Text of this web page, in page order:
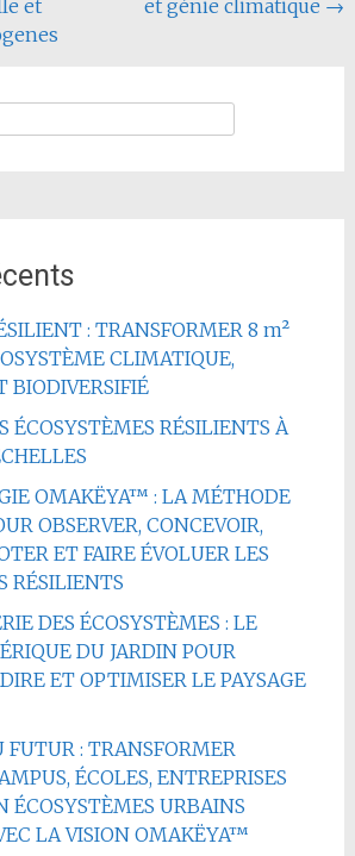
et
et génie climatique →
: TRANSFORMER 8 m²
CLIMATIQUE,
BIODIVERSIFIÉ
ÉCOSYSTÈMES RÉSILIENTS À
OMAKËYA™ : LA MÉTHODE
OBSERVER, CONCEVOIR,
ET FAIRE ÉVOLUER LES
RÉSILIENTS
DES ÉCOSYSTÈMES : LE
DU JARDIN POUR
ET OPTIMISER LE PAYSAGE
FUTUR : TRANSFORMER
ÉCOLES, ENTREPRISES
ÉCOSYSTÈMES URBAINS
LA VISION OMAKËYA™